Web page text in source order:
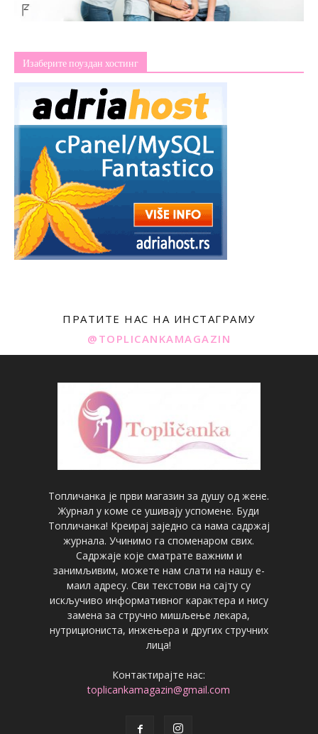
Изаберите поуздан хостинг
ПРАТИТЕ НАС НА ИНСТАГРАМУ
@TOPLICANKAMAGAZIN
Топличанка је први магазин за душу од жене.
Журнал у коме се ушивају успомене. Буди
Топличанка! Креирај заједно са нама садржај
журнала. Учинимо га споменаром свих.
Садржаје које сматрате важним и
занимљивим, можете нам слати на нашу е-
маил адресу. Сви текстови на сајту су
искључиво информативног карактера и нису
замена за стручно мишљење лекара,
нутрициониста, инжењера и других стручних
лица!
Контактирајте нас:
toplicankamagazin@gmail.com